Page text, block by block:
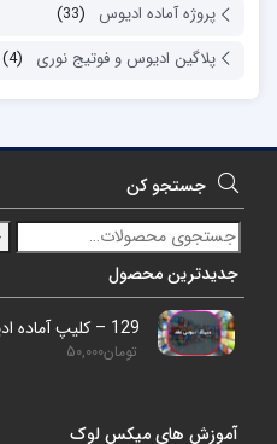
پروژه آماده ادیوس
(33)
پلاگین ادیوس و فوتیج نوری
(4)
جستجو کن
جدیدترین محصول
129 – کلیپ آماده ادیوس عقد
تومان50,000
آموزش های میکس لوک